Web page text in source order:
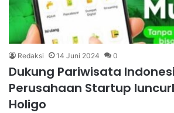
Redaksi 14 Juni 2024 0
Dukung Pariwisata
Perusahaan Startup
Holigo